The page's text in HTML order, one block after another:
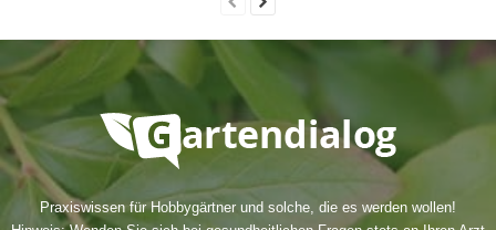
Praxiswissen für Hobbygärtner und solche, die es werden wollen!